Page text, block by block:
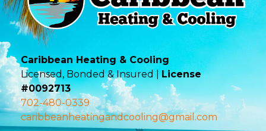
Caribbean Heating & Cooling
Licensed, Bonded & Insured |License
#0092713
702-480-0339
caribbeanheatingandcooling@gmail.com